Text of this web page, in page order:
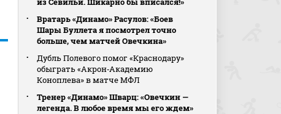
Вратарь «Динамо» Расулов: «Боев
Шары Буллета я посмотрел точно
больше, чем матчей Овечкина»
Дубль Полевого помог «Краснодару»
обыграть «Акрон‑Академию
Коноплева» в матче МФЛ
Тренер «Динамо» Шварц: «Овечкин —
легенда. В любое время мы его ждем»